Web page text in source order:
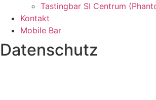
Tastingbar SI Centrum
Kontakt
Mobile Bar
Datenschutz